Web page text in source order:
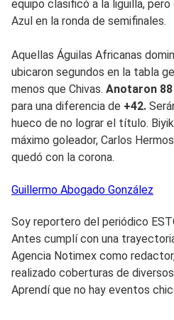
equipo clasificó a la liguilla,
Azul en la ronda de semifinales.
Aquellas Águilas Africanas
ubicaron segundos en la tabla
menos que Chivas. Anotaron
para una diferencia de +42.
hueco de no lograr el título.
máximo goleador, Carlos
quedó con la corona.
Guillermo Abogado González
Soy reportero del periódico
Antes cumplí con una
Agencia Notimex como
realizado coberturas de
Aprendí que no hay eventos